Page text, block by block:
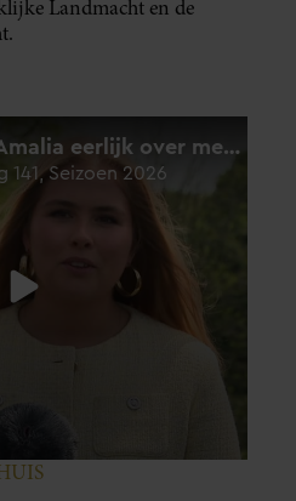
Landmacht en de